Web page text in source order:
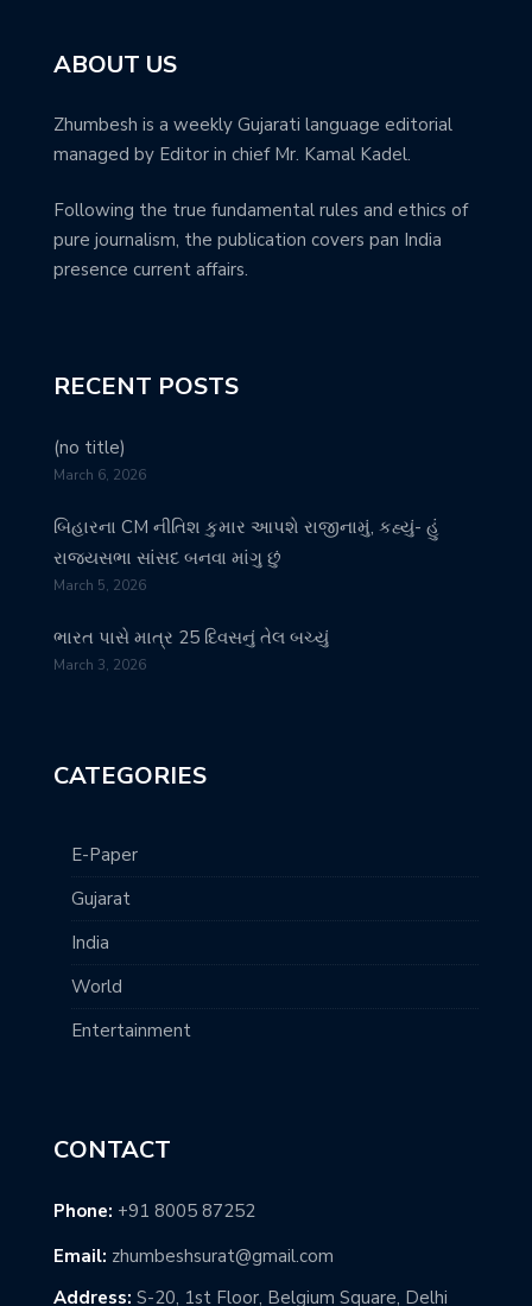
ABOUT US
Zhumbesh is a weekly Gujarati language editorial
managed by Editor in chief Mr. Kamal Kadel.
Following the true fundamental rules and ethics of
pure journalism, the publication covers pan India
presence current affairs.
RECENT POSTS
(no title)
March 6, 2026
બિહારના CM નીતિશ કુમાર આપશે રાજીનામું, કહ્યું- હું
રાજ્યસભા સાંસદ બનવા માંગુ છું
March 5, 2026
ભારત પાસે માત્ર 25 દિવસનું તેલ બચ્યું
March 3, 2026
CATEGORIES
E-Paper
Gujarat
India
World
Entertainment
CONTACT
Phone: +91 8005 87252
Email: zhumbeshsurat@gmail.com
Address: S-20, 1st Floor, Belgium Square, Delhi